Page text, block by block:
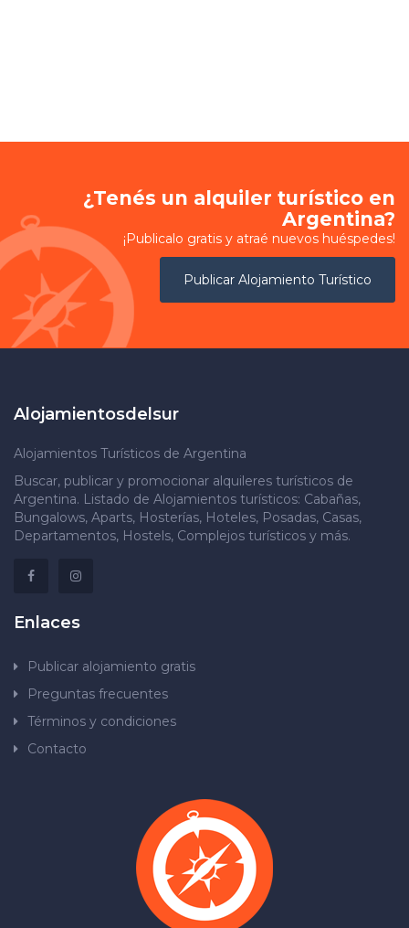
¿Tenés un alquiler turístico en
Argentina?
¡Publicalo gratis y atraé nuevos huéspedes!
Publicar Alojamiento Turístico
Alojamientosdelsur
Alojamientos Turísticos de Argentina
Buscar, publicar y promocionar alquileres turísticos de
Argentina. Listado de Alojamientos turísticos: Cabañas,
Bungalows, Aparts, Hosterías, Hoteles, Posadas, Casas,
Departamentos, Hostels, Complejos turísticos y más.
Enlaces
Publicar alojamiento gratis
Preguntas frecuentes
Términos y condiciones
Contacto